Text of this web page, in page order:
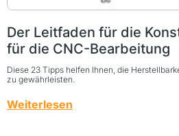
Der Leitfaden für die
für die CNC-Bearbeitung
Diese 23 Tipps helfen Ihnen, die
zu gewährleisten.
Weiterlesen